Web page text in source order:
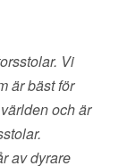
Vi
är bäst för
och är
av dyrare